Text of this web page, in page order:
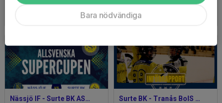
Surte BK - IK Tellus 26/11-22 Surte BK - Laik Bandyallsvenskan 11/11-22
2022-11-13
Nässjö IF - Surte BK ASC 1/10-2022 Surte BK - Tranås BoIS 24/9-22
Bara nödvändiga